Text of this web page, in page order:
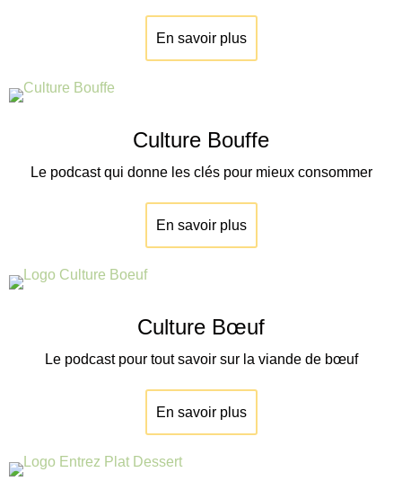
En savoir plus
Culture Bouffe
Le podcast qui donne les clés pour mieux consommer
En savoir plus
Culture Bœuf
Le podcast pour tout savoir sur la viande de bœuf
En savoir plus